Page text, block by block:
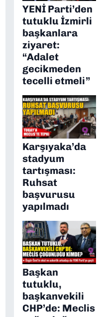
YENİ Parti’den
tutuklu İzmirli
başkanlara
ziyaret:
“Adalet
gecikmeden
tecelli etmeli”
Karşıyaka’da
stadyum
tartışması:
Ruhsat
başvurusu
yapılmadı
Başkan
tutuklu,
başkanvekili
CHP’de: Meclis